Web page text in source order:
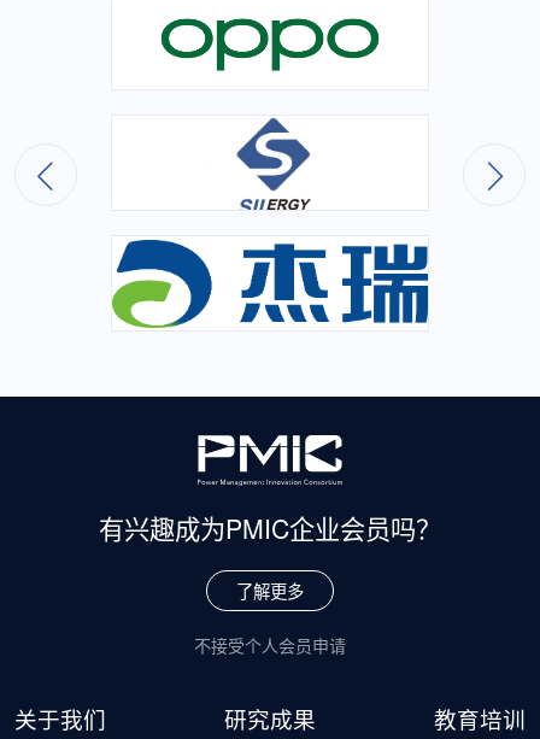
有兴趣成为PMIC企业会员吗？
了解更多
不接受个人会员申请
关于我们 研究成果 教育培训